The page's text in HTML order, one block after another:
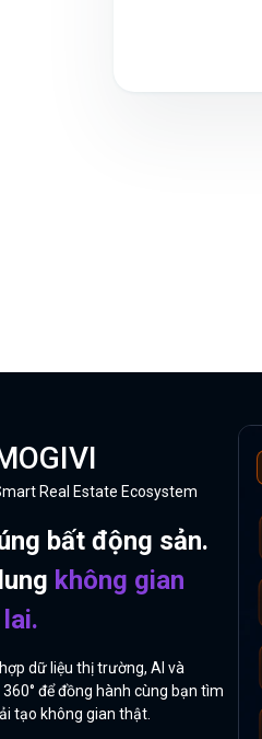
Real Estate Ecosystem
bất động sản.
không gian
dữ liệu thị trường, AI và
để đồng hành cùng bạn tìm
tạo không gian thật.